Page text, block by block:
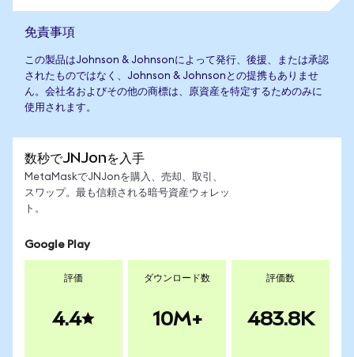
免責事項
この製品はJohnson & Johnsonによって発行、後援、または承認
されたものではなく、Johnson & Johnsonとの提携もありませ
ん。会社名およびその他の商標は、原資産を特定するためのみに
使用されます。
数秒でJNJonを入手
MetaMaskでJNJonを購入、売却、取引、
スワップ。最も信頼される暗号資産ウォレッ
ト。
Google Play
評価
4.4
ダウンロード数
10M+
評価数
483.8K